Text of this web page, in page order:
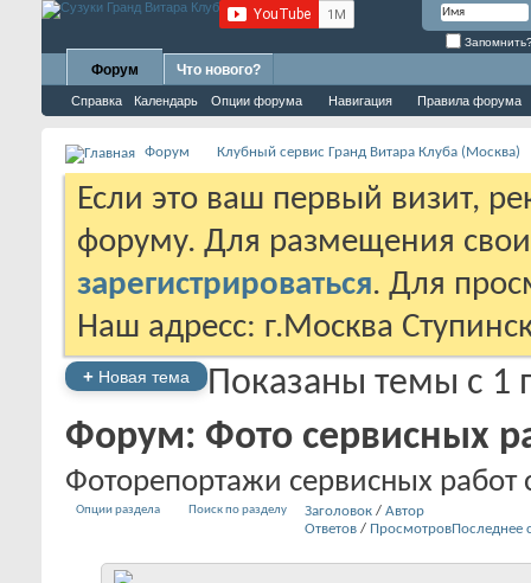
Форум
Справка Календарь Опции форума Навигация Правила форума
Что нового?
Форум Клубный сервис Гранд Витара Клуба (Москва)
Если это ваш первый визит,
форуму. Для размещения
зарегистрироваться. Для
Наш адресс: г.Москва
+ Новая тема Показаны темы с 1
Форум: Фото сервисных
Фоторепортажи сервисных
Опции раздела Поиск по разделу Заголовок / Автор
Ответов / ПросмотровПоследнее